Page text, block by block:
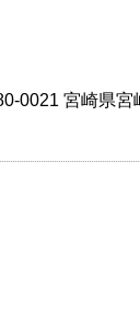
0021 宮崎県宮